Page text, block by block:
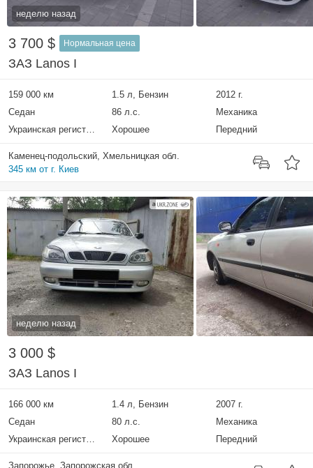
неделю назад
3 700 $ Нормальная цена
ЗАЗ Lanos I
159 000 км 1.5 л, Бензин
2012 г.
Седан
86 л.с.
Механика
Украинская регистрация
Хорошее Передний
Каменец-подольский, Хмельницкая обл.
345 км от г. Киев
неделю назад
3 000 $
ЗАЗ Lanos I
166 000 км 1.4 л, Бензин
2007 г.
Седан
80 л.с.
Механика
Украинская регистрация
Хорошее Передний
Запорожье, Запорожская обл.